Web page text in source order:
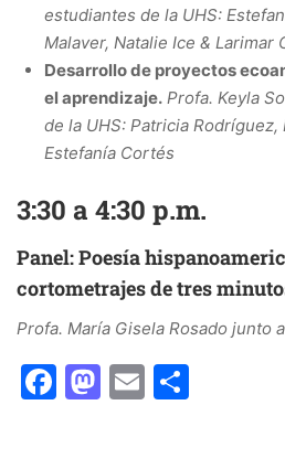
estudiantes de la UHS:
Malaver, Natalie Ice & Larimar
Desarrollo de proyectos
el aprendizaje. Profa. Keyla
de la UHS: Patricia Rodríguez,
Estefanía Cortés
3:30 a 4:30 p.m.
Panel: Poesía
cortometrajes de tres
Profa. María Gisela Rosado junto
Facebook
Mastodon
Email